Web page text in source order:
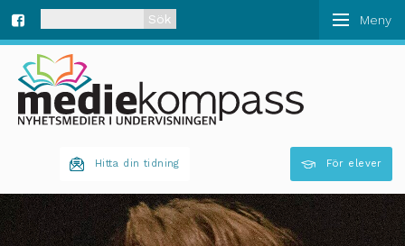
ce
När automatisk komplettering av resultat är
Hitta din tidning För elever